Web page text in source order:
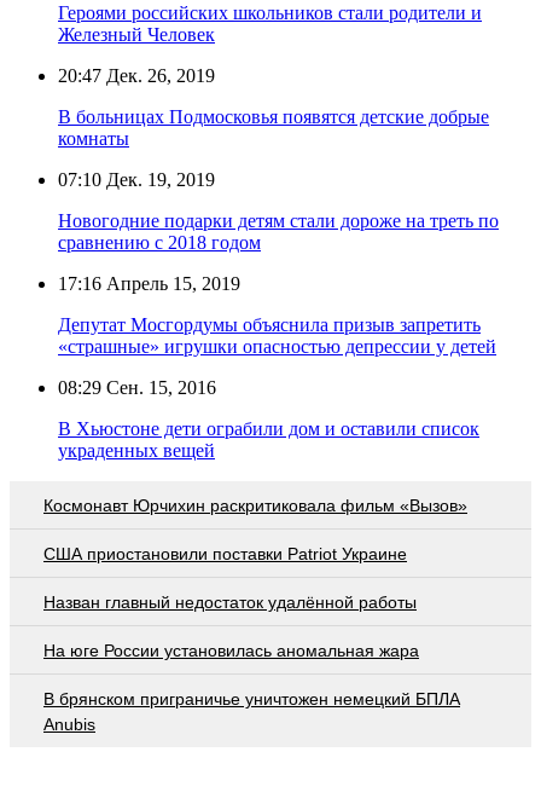
Героями российских школьников стали родители и
Железный Человек
20:47 Дек. 26, 2019
В больницах Подмосковья появятся детские добрые
комнаты
07:10 Дек. 19, 2019
Новогодние подарки детям стали дороже на треть по
сравнению с 2018 годом
17:16 Апрель 15, 2019
Депутат Мосгордумы объяснила призыв запретить
«страшные» игрушки опасностью депрессии у детей
08:29 Сен. 15, 2016
В Хьюстоне дети ограбили дом и оставили список
украденных вещей
Космонавт Юрчихин раскритиковала фильм «Вызов»
США приостановили поставки Patriot Украине
Назван главный недостаток удалённой работы
На юге России установилась аномальная жара
В брянском приграничье уничтожен немецкий БПЛА
Anubis